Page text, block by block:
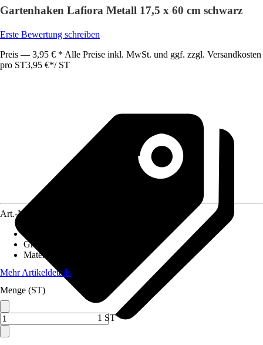
Gartenhaken Lafiora Metall 17,5 x 60 cm schwarz
Erste Bewertung schreiben
Preis — 3,95 € * Alle Preise inkl. MwSt. und ggf. zzgl. Versandkosten
pro ST3,95 €*/ ST
Art.-Nr.
Grundfarbe
Material
Mehr Artikeldetails
Menge (ST)
1 ST